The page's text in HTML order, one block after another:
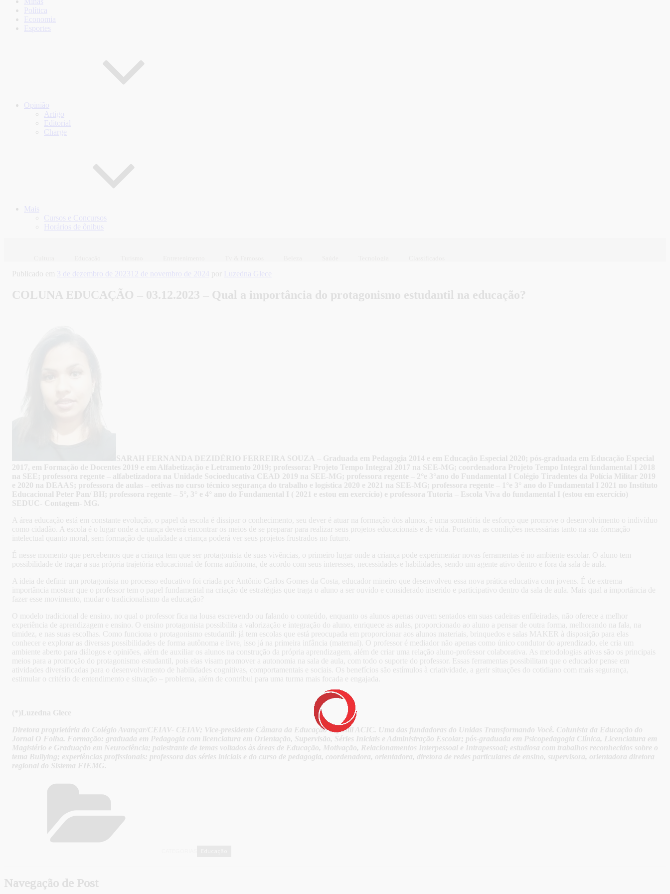
Política
Economia
Esportes
Opinião
Artigo
Editorial
Charge
Mais
Cursos e Concursos
Horários de ônibus
Publicado em 3 de dezembro de 2023 12 de novembro de 2024 por Luzedna Glece
COLUNA EDUCAÇÃO – 03.12.2023 – Qual a importância do protagonismo estudantil na educação?
SARAH FERNANDA DEZIDÉRIO FERREIRA SOUZA
Graduada em Pedagogia 2014 e em Educação Especial 2020; pós-graduada em Educação Especial
2017, em Formação de Docentes 2019 e em Alfabetização e Letramento 2019; professora: Projeto Tempo Integral 2017 na SEE-MG; coordenadora Projeto Tempo Integral fundamental I 2018
na SEE; professora regente – alfabetizadora na Unidade Socioeducativa CEAD 2019 na SEE-MG; professora regente – 2°e 3°ano do Fundamental I Colégio Tiradentes da Polícia Militar 2019
e 2020 na DEAAS; professora de aulas – eetivas no curso técnico segurança do trabalho e logística 2020 e 2021 na SEE-MG; professora regente – 1°e 3° ano do Fundamental I 2021 no Instituto
Educacional Peter Pan/ BH; professora regente – 5°, 3° e 4° ano do Fundamental I ( 2021 e estou em exercício) e professora Tutoria – Escola Viva do fundamental I (estou em exercício)
SEDUC- Contagem- MG.
A área educação está em constante evolução, o papel da escola é dissipar o conhecimento, seu dever é atuar na formação dos alunos, é uma somatória de esforço que promove o desenvolvimento o indivíduo
como cidadão. A escola é o lugar onde a criança deverá encontrar os meios de se preparar para realizar seus projetos educacionais e de vida. Portanto, as condições necessárias tanto na sua formação
intelectual quanto moral, sem formação de qualidade a criança poderá ver seus projetos frustrados no futuro.
É nesse momento que percebemos que a criança tem que ser protagonista de suas vivências, o primeiro lugar onde a criança pode experimentar novas ferramentas é no ambiente escolar. O aluno tem
possibilidade de traçar a sua própria trajetória educacional de forma autônoma, de acordo com seus interesses, necessidades e habilidades, sendo um agente ativo dentro e fora da sala de aula.
A ideia de definir um protagonista no processo educativo foi criada por Antônio Carlos Gomes da Costa, educador mineiro que desenvolveu essa nova prática educativa com jovens. É de extrema
importância mostrar que o professor tem o papel fundamental na criação de estratégias que traga o aluno a ser ouvido e considerado inserido e participativo dentro da sala de aula. Mais qual a importância de
fazer esse movimento, mudar o tradicionalismo da educação?
O modelo tradicional de ensino, no qual o professor fica na lousa escrevendo ou falando o conteúdo, enquanto os alunos apenas ouvem sentados em suas cadeiras enfileiradas, não oferece a melhor
experiência de aprendizagem e ensino. O ensino protagonista possibilita a valorização e integração do aluno, enriquece as aulas, proporcionado ao aluno a pensar de outra forma, melhorando na fala, na
timidez, e nas suas escolhas. Como funciona o protagonismo estudantil: já tem escolas que está preocupada em proporcionar aos alunos materiais, brinquedos e salas MAKER à disposição para elas
conhecer e explorar as diversas possibilidades de forma autônoma e livre, isso já na primeira infância (maternal). O professor é mediador não apenas como único condutor do aprendizado, ele cria um
ambiente aberto para diálogos e opiniões, além de auxiliar os alunos na construção da própria aprendizagem, além de criar uma relação aluno-professor colaborativa. As metodologias ativas são os principais
meios para a promoção do protagonismo estudantil, pois elas visam promover a autonomia na sala de aula, com todo o suporte do professor. Essas ferramentas possibilitam que o educador pense em
atividades diversificadas para o desenvolvimento de habilidades cognitivas, comportamentais e sociais. Os benefícios são estímulos à criatividade, a gerir situações do cotidiano com mais segurança,
estimular o critério de entendimento e situação – problema, além de contribui para uma turma mais focada e engajada.
(*)Luzedna Glece
Diretora proprietária do Colégio Avançar/CEIAV- CEIAV; Vice-presidente Câmara da Educação Infantil ACIC. Uma das fundadoras do Unidas Transformando Você. Colunista da Educação do
Jornal O Folha. Formação: graduada em Pedagogia com licenciatura em Orientação, Supervisão, Séries Iniciais e Administração Escolar; pós-graduada em Psicopedagogia Clínica, Licenciatura em
Magistério e Graduação em Neurociência; palestrante de temas voltados às áreas de Educação, Motivação, Relacionamentos Interpessoal e Intrapessoal; estudiosa com trabalhos reconhecidos sobre o
tema Bullying; experiências profissionais: professora das séries iniciais e do curso de pedagogia, coordenadora, orientadora, diretora de redes particulares de ensino, supervisora, orientadora diretora
regional do Sistema FIEMG.
Navegação de Post